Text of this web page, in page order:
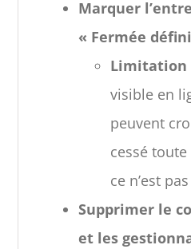
Marquer
« Fermée
Limitation
visible en
peuvent
cessé
ce n’est
Supprimer le
et les